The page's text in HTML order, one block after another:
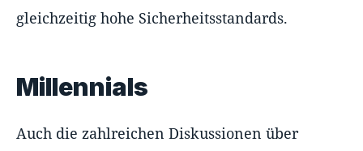
gleichzeitig hohe Sicherheitsstandards.
Millennials
Auch die zahlreichen Diskussionen über